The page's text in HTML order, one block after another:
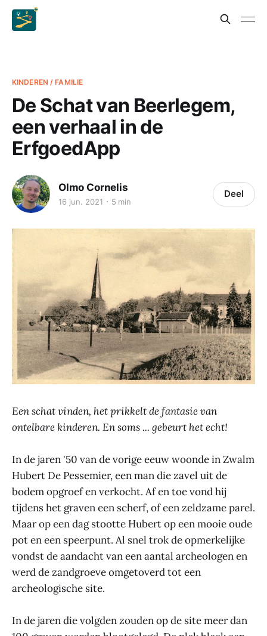
KINDEREN / FAMILIE
De Schat van Beerlegem,
een verhaal in de
ErfgoedApp
Olmo Cornelis
16 jun. 2021 5 min
Deel
Een schat vinden, het prikkelt de fantasie van
ontelbare kinderen. En soms ... gebeurt het echt!
In de jaren '50 van de vorige eeuw woonde in Zwalm
Hubert De Pessemier, een man die zavel uit de
bodem opgroef en verkocht. Af en toe vond hij
tijdens het graven een scherf, of een zeldzame parel.
Maar op een dag stootte Hubert op een mooie oude
pot en een speerpunt. Al snel trok de opmerkelijke
vondst de aandacht van een aantal archeologen en
werd de zandgroeve omgetoverd tot een
archeologische site.
In de jaren die volgden zouden op de site meer dan